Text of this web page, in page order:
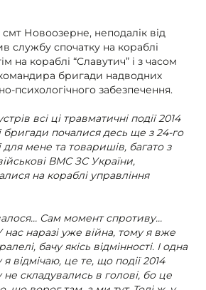
Новоозерне, неподалік від
службу спочатку на кораблі
на кораблі “Славутич” і з часом
бригади надводних
психологічного забезпечення.
всі ці травматичні події 2014
бригади почалися десь ще з 24-го
для мене та товаришів, багато з
ВМС ЗС України,
на кораблі управління
Сам момент спротиву…
нас наразі уже війна, тому я вже
бачу якісь відмінності. І одна
я відмічаю, це те, що події 2014
складувались в голові, бо це